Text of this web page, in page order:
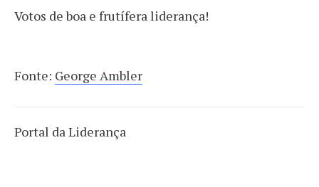
Votos de boa e frutífera liderança!
Fonte: George Ambler
Portal da Liderança